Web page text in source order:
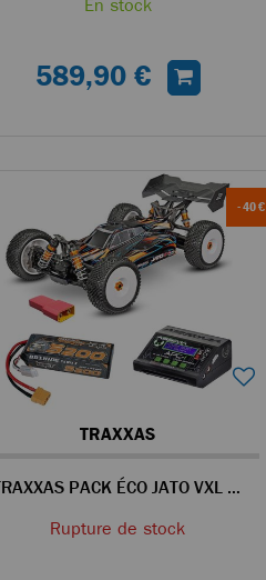
En stock
589,90 €
- 40 €
TRAXXAS
TRAXXAS PACK ÉCO JATO VXL BUGGY RC 4WD 1/8 BRUSHLESS ORANGE
Rupture de stock